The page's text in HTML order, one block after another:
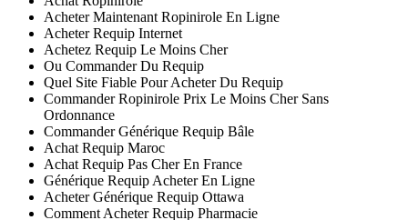
Acheter Maintenant Ropinirole En Ligne
Acheter Requip Internet
Achetez Requip Le Moins Cher
Ou Commander Du Requip
Quel Site Fiable Pour Acheter Du Requip
Commander Ropinirole Prix Le Moins Cher Sans
Ordonnance
Commander Générique Requip Bâle
Achat Requip Maroc
Achat Requip Pas Cher En France
Générique Requip Acheter En Ligne
Acheter Générique Requip Ottawa
Comment Acheter Requip Pharmacie